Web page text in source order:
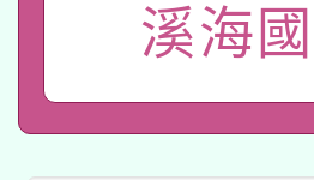
pilot」
有關大陸
薪期間赴
115年8月
溪海